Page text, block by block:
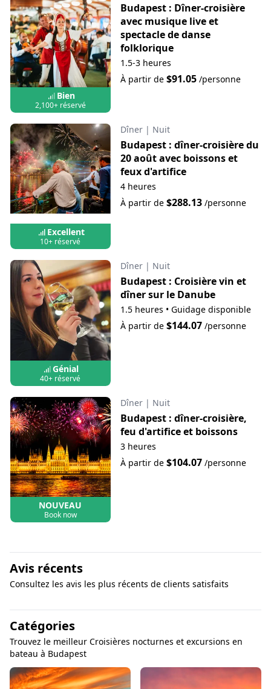
Bien
2,100+ réservé
Budapest : Dîner-croisière
avec musique live et
spectacle de danse
folklorique
1.5-3 heures
À partir de $91.05/personne
Excellent
10+ réservé
Dîner | Nuit
Budapest : dîner-croisière du
20 août avec boissons et
feux d'artifice
4 heures
À partir de $288.13/personne
Génial
40+ réservé
Dîner | Nuit
Budapest : Croisière vin et
dîner sur le Danube
1.5 heures • Guidage disponible
À partir de $144.07/personne
NOUVEAU
Book now
Dîner | Nuit
Budapest : dîner-croisière,
feu d'artifice et boissons
3 heures
À partir de $104.07/personne
Avis récents
Consultez les avis les plus récents de clients satisfaits
Catégories
Trouvez le meilleur Croisières nocturnes et excursions en
bateau à Budapest